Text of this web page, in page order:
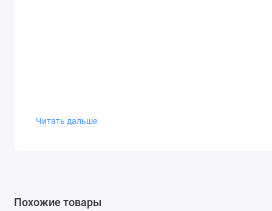
Читать дальше
Похожие товары